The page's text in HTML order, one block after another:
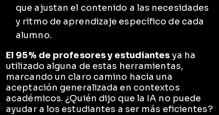
que ajustan el contenido a las necesidades
y ritmo de aprendizaje específico de cada
alumno.
El 95% de profesores y estudiantes ya ha
utilizado alguna de estas herramientas,
marcando un claro camino hacia una
aceptación generalizada en contextos
académicos. ¿Quién dijo que la IA no puede
ayudar a los estudiantes a ser más eficientes?